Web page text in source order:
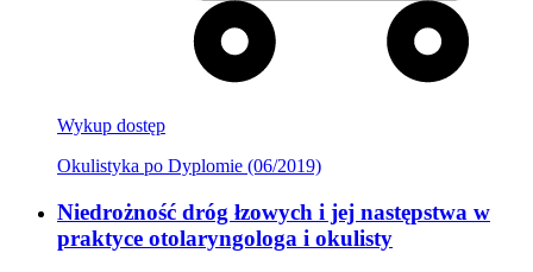
Wykup dostęp
Okulistyka po Dyplomie (06/2019)
Niedrożność dróg łzowych i jej następstwa w
praktyce otolaryngologa i okulisty